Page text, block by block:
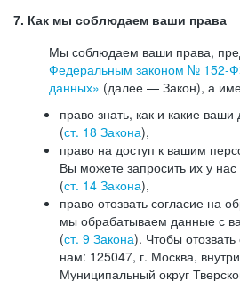
7. Как мы соблюдаем ваши права
Мы соблюдаем ваши права,
Федеральным законом № 152-
данных» (далее — Закон), а
право знать, как и какие
(ст. 18 Закона),
право на доступ к вашим
Вы можете запросить их у
(ст. 14 Закона),
право отозвать согласие на
мы обрабатываем данные с
(ст. 9 Закона). Чтобы
нам: 125047, г. Москва,
Муниципальный округ